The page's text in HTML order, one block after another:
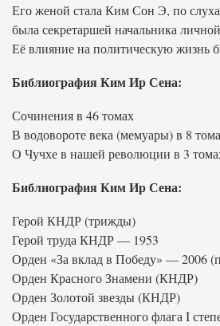
Его женой стала Ким Сон Э, по
была секретаршей начальника
Её влияние на политическую жизнь
Библиография Ким Ир Сена:
Сочинения в 46 томах
В водовороте века (мемуары) в 8
О Чучхе в нашей революции в 3
Библиография Ким Ир Сена:
Герой КНДР (трижды)
Герой труда КНДР — 1953
Орден «За вклад в Победу» — 2006
Орден Красного Знамени (КНДР)
Орден Золотой звезды (КНДР)
Орден Государственного флага I